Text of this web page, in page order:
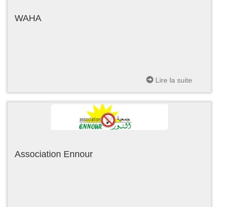
WAHA
Lire la suite
Association Ennour